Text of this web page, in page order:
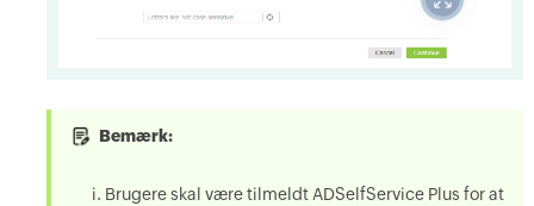
Bemærk:
Brugere skal være tilmeldt ADSelfService Plus for at